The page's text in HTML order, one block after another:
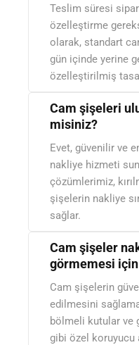
Teslim süresi
özelleştirme
olarak, standart
gün içinde yerine
özelleştirilmiş
Cam şişeleri
misiniz?
Evet, güvenilir ve
nakliye hizmeti
çözümlerimiz,
şişelerin nakliye
sağlar.
Cam şişeler
görmemesi
Cam şişelerin
edilmesini
bölmeli kutular ve
gibi özel koruyucu